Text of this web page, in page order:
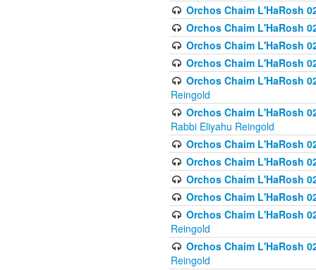
Orchos Chaim L'HaRosh
Orchos Chaim L'HaRosh
Orchos Chaim L'HaRosh
Orchos Chaim L'HaRosh
Orchos Chaim L'HaRosh
Reingold
Orchos Chaim L'HaRosh
Rabbi Eliyahu Reingold
Orchos Chaim L'HaRosh
Orchos Chaim L'HaRosh
Orchos Chaim L'HaRosh
Orchos Chaim L'HaRosh
Orchos Chaim L'HaRosh
Reingold
Orchos Chaim L'HaRosh
Reingold